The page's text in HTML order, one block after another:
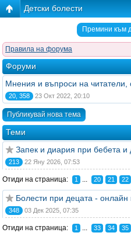
Детски болести
Премини към
Правила на форума
Форуми
Мнения и въпроси на читатели,
20, 358 23 Окт 2022, 20:10
Публикувай нова тема
Теми
Запек и диария при бебета и
213 22 Яну 2026, 07:53
Отиди на страница: 1 ... 20 21 22
Болести при децата - онлайн
348 03 Дек 2025, 07:35
Отиди на страница: 1 ... 33 34 35